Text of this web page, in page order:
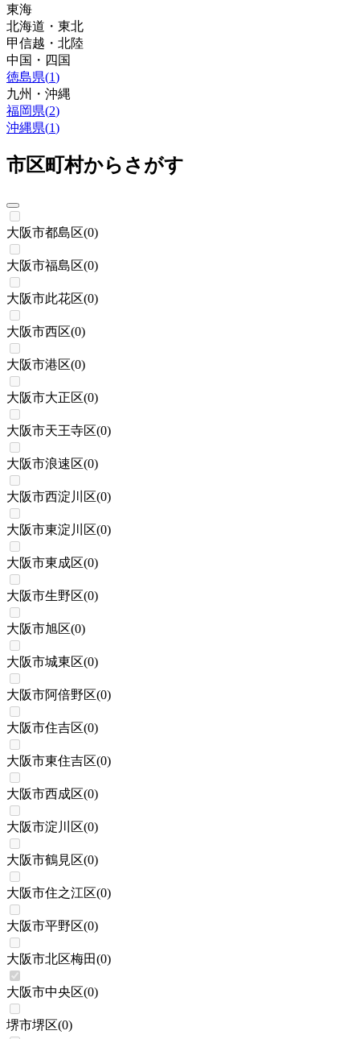
東海
北海道・東北
甲信越・北陸
中国・四国
徳島県(1)
九州・沖縄
福岡県(2)
沖縄県(1)
市区町村からさがす
大阪市都島区(0)
大阪市福島区(0)
大阪市此花区(0)
大阪市西区(0)
大阪市港区(0)
大阪市大正区(0)
大阪市天王寺区(0)
大阪市浪速区(0)
大阪市西淀川区(0)
大阪市東淀川区(0)
大阪市東成区(0)
大阪市生野区(0)
大阪市旭区(0)
大阪市城東区(0)
大阪市阿倍野区(0)
大阪市住吉区(0)
大阪市東住吉区(0)
大阪市西成区(0)
大阪市淀川区(0)
大阪市鶴見区(0)
大阪市住之江区(0)
大阪市平野区(0)
大阪市北区梅田(0)
大阪市中央区(0)
堺市堺区(0)